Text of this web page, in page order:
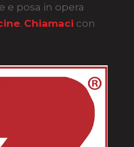
e posa in opera
. Chiamaci con